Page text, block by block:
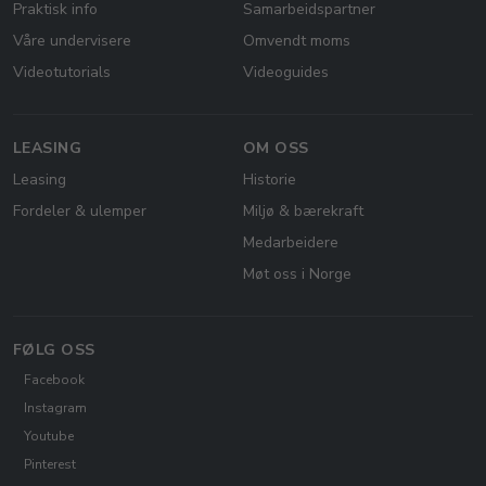
Praktisk info
Våre undervisere
Videotutorials
Samarbeidspartner
Omvendt moms
Videoguides
LEASING
Leasing
Fordeler & ulemper
OM OSS
Historie
Miljø & bærekraft
Medarbeidere
Møt oss i Norge
FØLG OSS
Facebook
Instagram
Youtube
Pinterest